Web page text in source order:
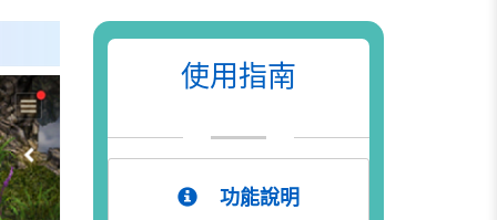
使用指南
功能說明